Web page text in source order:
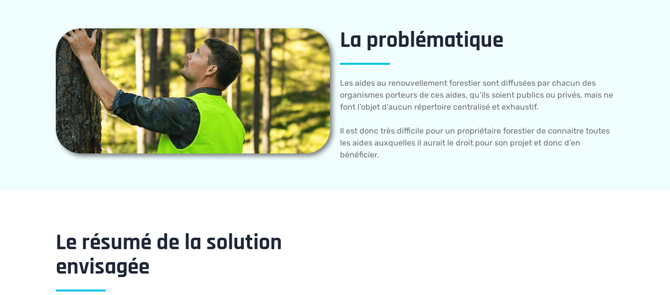
La problématique
Les aides au renouvellement forestier sont diffusées par chacun des
organismes porteurs de ces aides, qu’ils soient publics ou privés, mais ne
font l’objet d’aucun répertoire centralisé et exhaustif.
Il est donc très difficile pour un propriétaire forestier de connaitre toutes
les aides auxquelles il aurait le droit pour son projet et donc d’en
bénéficier.
Le résumé de la solution
envisagée